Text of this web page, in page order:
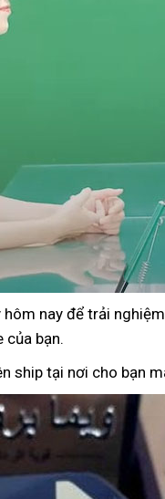
nay để trải
bạn.
ship tại nơi cho bạn